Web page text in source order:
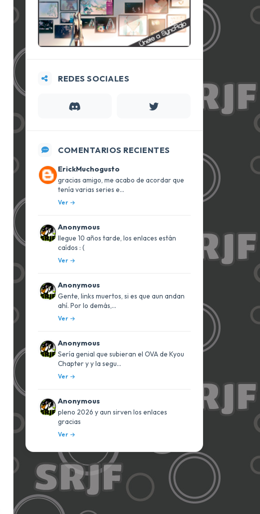
REDES SOCIALES
COMENTARIOS RECIENTES
ErickMuchogusto
gracias amigo, me acabo de acordar que
tenía varias series e...
Ver
Anonymous
llegue 10 años tarde, los enlaces están
caídos : (
Ver
Anonymous
Gente, links muertos, si es que aun andan
ahí. Por lo demás,...
Ver
Anonymous
Sería genial que subieran el OVA de Kyou
Chapter y y la segu...
Ver
Anonymous
pleno 2026 y aun sirven los enlaces
gracias
Ver